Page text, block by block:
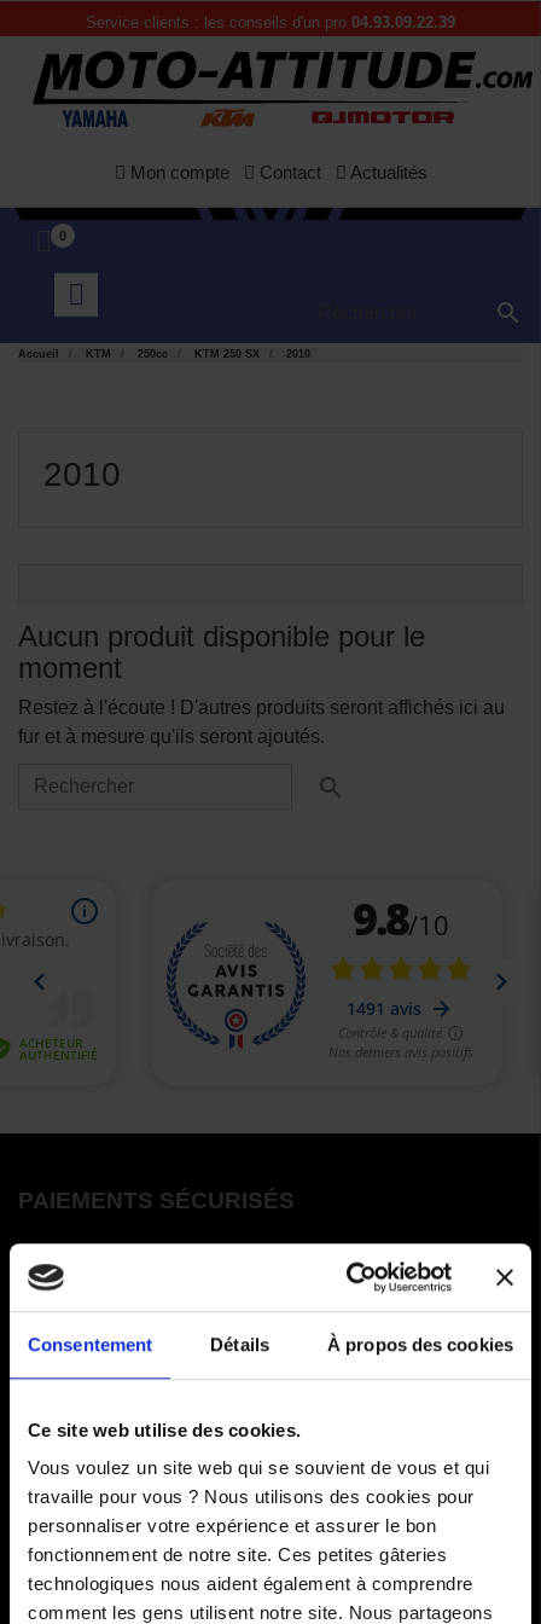
Consentement Détails À propos des cookies
Ce site web utilise des cookies.
Vous voulez un site web qui se souvient de vous et qui
travaille pour vous ? Nous utilisons des cookies pour
personnaliser votre expérience et assurer le bon
fonctionnement de notre site. Ces petites gâteries
technologiques nous aident également à comprendre
comment les gens utilisent notre site. Nous partageons
Service clients : les conseils d'un pro 04.93.09.22.39
Mon compte Contact Actualités
0

Accueil KTM 250cc KTM 250 SX 2010
2010
Aucun produit disponible pour le
moment
Restez à l'écoute ! D'autres produits seront affichés ici au
fur et à mesure qu'ils seront ajoutés.

PAIEMENTS SÉCURISÉS
Paiement en 3 ou 4 fois
Paiements
Livraisons
Comment renvoyer des articles
SAV